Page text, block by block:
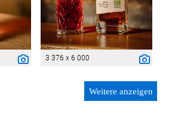
3 376 x 6 000
Weitere anzeigen